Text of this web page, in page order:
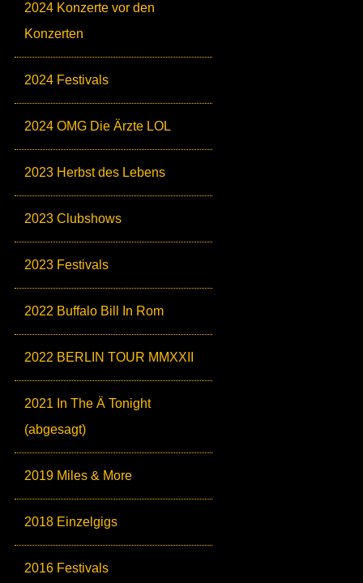
2024 Konzerte vor den
Konzerten
2024 Festivals
2024 OMG Die Ärzte LOL
2023 Herbst des Lebens
2023 Clubshows
2023 Festivals
2022 Buffalo Bill In Rom
2022 BERLIN TOUR MMXXII
2021 In The Ä Tonight
(abgesagt)
2019 Miles & More
2018 Einzelgigs
2016 Festivals